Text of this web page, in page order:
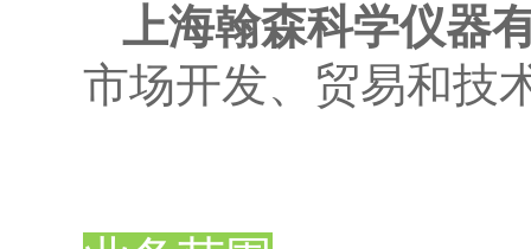
上海翰森科学仪器
市场开发、贸易和技